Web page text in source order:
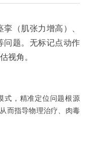
（肌张力增高）、
问题。无标记点动作
视角。
式，精准定位问题根源
而指导物理治疗、肉毒